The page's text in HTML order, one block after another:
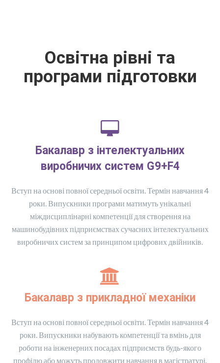
Освітна рівні та
програми підготовки
Бакалавр з інтелектуальних
виробничих систем G9+F4
Вступ на основі повної середньої освіти. Термін навчання 4
роки. Випускники програми матимуть унікальні
міждисциплінарні компетенції для створення на
машинобудівних підприємствах сучасних інтелектуальних
виробничих систем за принципом цифрових двійників.
Бакалавр з прикладної механіки
Вступ на основі повної середньої освіти. Термін навчання 4
роки. Випускники набувають компетенції та вмінь для
роботи на інженерних посадах підприємств будь-якого
профілю або можуть продовжити навчання в магістратурі.